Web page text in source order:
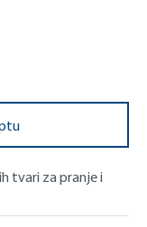
i zidanim
garažnih vrata,
i još mnogo
problem za
pazite da
tvari za pranje i